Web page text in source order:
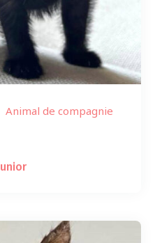
Animal de compagnie